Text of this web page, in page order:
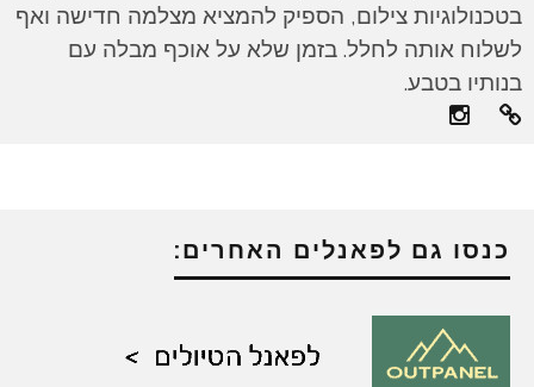
בטכנולוגיות צילום, הספיק להמציא מצלמה חדישה ואף
לשלוח אותה לחלל. בזמן שלא על אוכף מבלה עם
בנותיו בטבע.
כנסו גם לפאנלים האחרים: